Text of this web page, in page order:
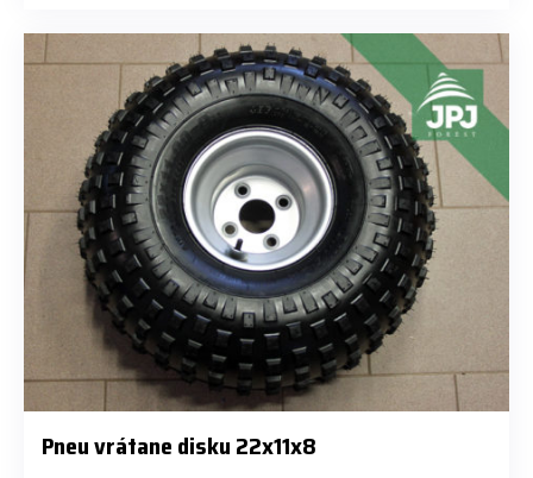
Pneu vrátane disku 22x11x8